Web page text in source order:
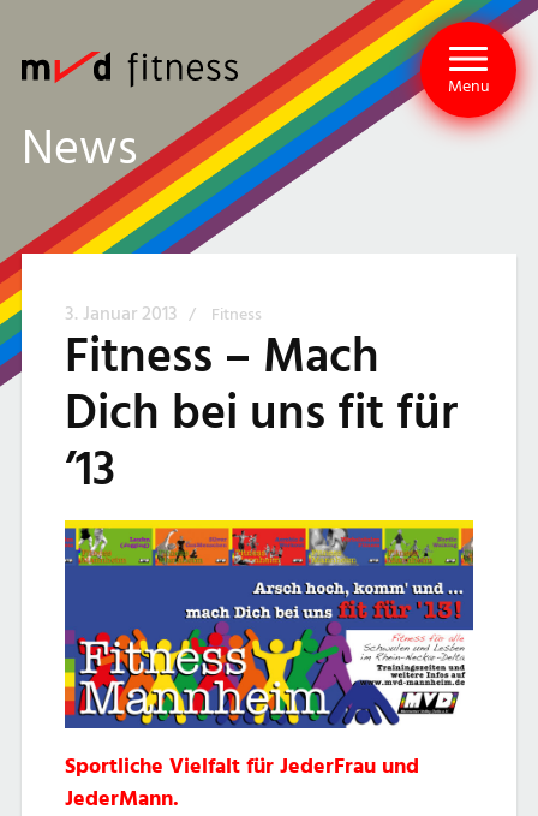
Menu
News
3. Januar 2013 / Fitness
Fitness – Mach
Dich bei uns fit für
’13
Sportliche Vielfalt für JederFrau und
JederMann.